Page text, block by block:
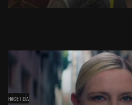
HACE 1 DÍA